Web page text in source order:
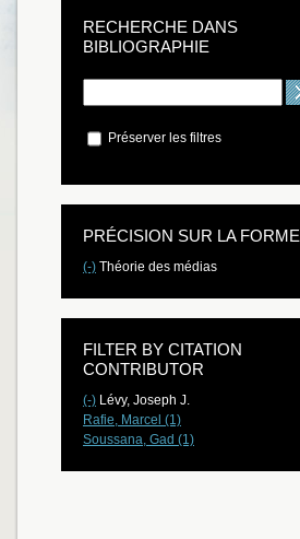
RECHERCHE DANS
BIBLIOGRAPHIE
Préserver les filtres
PRÉCISION SUR LA FORME
(-) Théorie des médias
FILTER BY CITATION
CONTRIBUTOR
(-) Lévy, Joseph J.
Rafie, Marcel (1)
Soussana, Gad (1)